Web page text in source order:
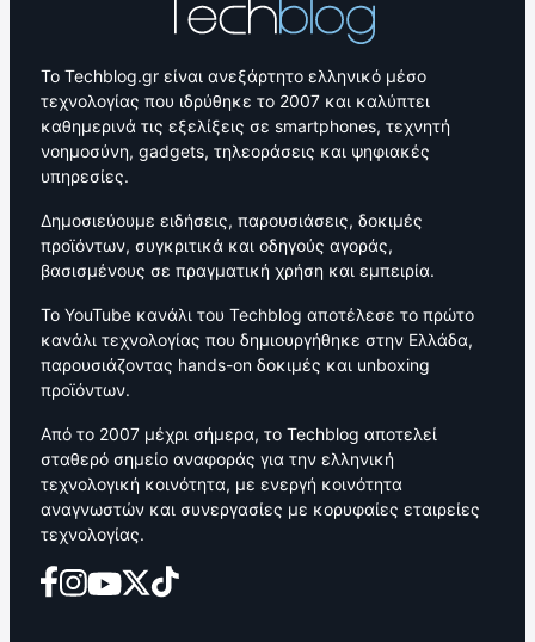
Το Techblog.gr είναι ανεξάρτητο ελληνικό μέσο
τεχνολογίας που ιδρύθηκε το 2007 και καλύπτει
καθημερινά τις εξελίξεις σε smartphones, τεχνητή
νοημοσύνη, gadgets, τηλεοράσεις και ψηφιακές
υπηρεσίες.
Δημοσιεύουμε ειδήσεις, παρουσιάσεις, δοκιμές
προϊόντων, συγκριτικά και οδηγούς αγοράς,
βασισμένους σε πραγματική χρήση και εμπειρία.
Το YouTube κανάλι του Techblog αποτέλεσε το πρώτο
κανάλι τεχνολογίας που δημιουργήθηκε στην Ελλάδα,
παρουσιάζοντας hands-on δοκιμές και unboxing
προϊόντων.
Από το 2007 μέχρι σήμερα, το Techblog αποτελεί
σταθερό σημείο αναφοράς για την ελληνική
τεχνολογική κοινότητα, με ενεργή κοινότητα
αναγνωστών και συνεργασίες με κορυφαίες εταιρείες
τεχνολογίας.